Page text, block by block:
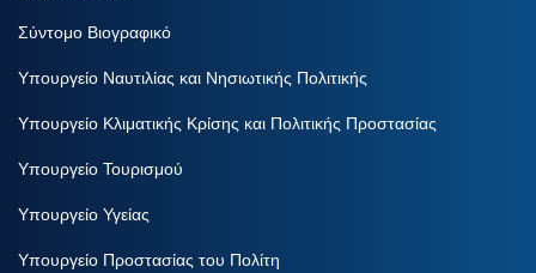
Σύντομο Βιογραφικό
Υπουργείο Ναυτιλίας και Νησιωτικής Πολιτικής
Υπουργείο Κλιματικής Κρίσης και Πολιτικής Προστασίας
Υπουργείο Τουρισμού
Υπουργείο Υγείας
Υπουργείο Προστασίας του Πολίτη